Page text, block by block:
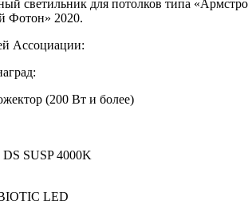
светильник для потолков типа
Фотон» 2020.
Ассоциации:
(200 Вт и более)
SUSP 4000K
LED